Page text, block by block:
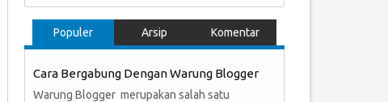
Populer Arsip Komentar
Cara Bergabung Dengan Warung Blogger
Warung Blogger merupakan salah satu